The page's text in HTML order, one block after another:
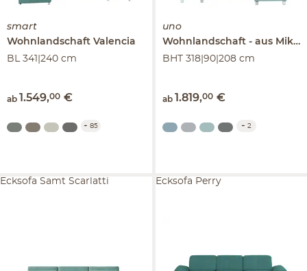
smart
Wohnlandschaft Valencia
BL 341|240 cm
ab 1.549,00 €
+ 85
uno
Wohnlandschaft
aus Mikrofaser
BHT 318|90|208 cm
ab 1.819,00 €
+ 2
Ecksofa Samt Scarlatti Ecksofa Perry